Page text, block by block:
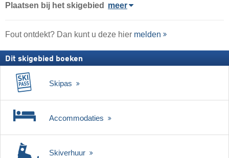
Plaatsen bij het skigebied meer
Fout ontdekt? Dan kunt u deze hier melden
Dit skigebied boeken
Skipas
Accommodaties
Skiverhuur